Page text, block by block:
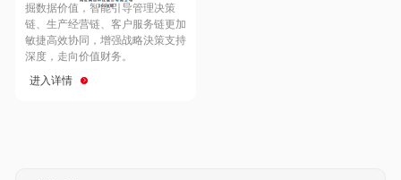
Hong Kong
掘数据价值，智能引导管理决策
链、生产经营链、客户服务链更加
敏捷高效协同，增强战略決策支持
深度，走向价值财务。
进入详情